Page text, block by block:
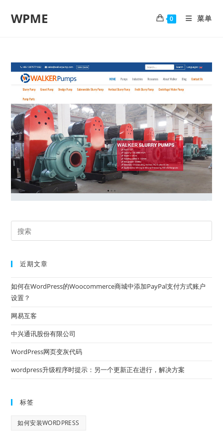
WPME 0 菜单
近期文章
如何在WordPress的Woocommerce商城中添加PayPal支付方式账户
设置？
网易互客
中兴通讯股份有限公司
WordPress网页变灰代码
wordpress升级程序时提示：另一个更新正在进行，解决方案
标签
如何安装WORDPRESS